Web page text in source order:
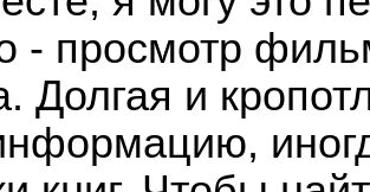
- просмотр
Долгая и